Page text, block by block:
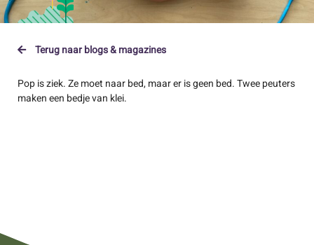
Terug naar blogs & magazines
Pop is ziek. Ze moet naar bed, maar er is geen bed. Twee peuters
maken een bedje van klei.